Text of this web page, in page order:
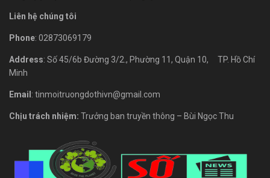
Liên hệ chúng tôi
Phone: 02873069179
Address: Số 45/6b Đường 3/2., Phường 11, Quận 10, TP. Hồ Chí
Minh
Email : tinmoitruongdothivn@gmail.com
Chịu trách nhiệm: Trưởng ban truyền thông – Bùi Ngọc Thu